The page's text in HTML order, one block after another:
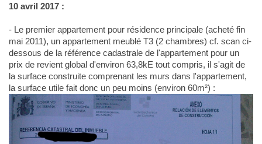
10 avril 2017 :
- Le premier appartement pour résidence principale (acheté fin
mai 2011), un appartement meublé T3 (2 chambres) cf. scan ci-
dessous de la référence cadastrale de l'appartement pour un
prix de revient global d'environ 63,8kE tout compris, il s'agit de
la surface construite comprenant les murs dans l'appartement,
la surface utile fait donc un peu moins (environ 60m²) :